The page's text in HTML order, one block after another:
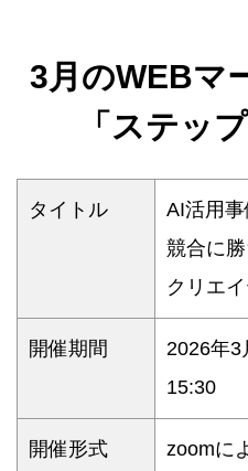
3月のWEBマ
「ステッ
タイトル
AI活用事
競合に
クリエ
開催期間
2026年3
15:30
開催形式 zoomに